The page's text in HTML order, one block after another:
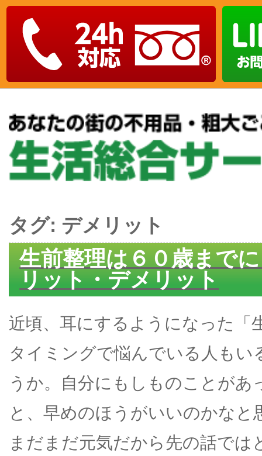
タグ: デメリット
生前整理は６０歳まで
リット・デメリット
近頃、耳にするようになった「
タイミングで悩んでいる人もい
うか。自分にもしものことがあ
と、早めのほうがいいのかなと
まだまだ元気だから先の話で